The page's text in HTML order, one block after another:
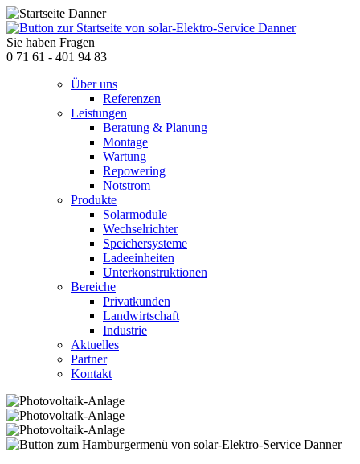
Sie haben Fragen
0 71 61 - 401 94 83
Über uns
Referenzen
Leistungen
Beratung & Planung
Montage
Wartung
Repowering
Notstrom
Produkte
Solarmodule
Wechselrichter
Speichersysteme
Ladeeinheiten
Unterkonstruktionen
Bereiche
Privatkunden
Landwirtschaft
Industrie
Aktuelles
Partner
Kontakt